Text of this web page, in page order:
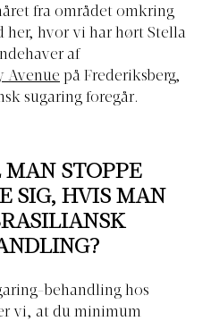
fra området omkring
hvor vi har hørt Stella
af
Avenue på Frederiksberg,
sugaring foregår.
STOPPE
SIG, HVIS MAN
behandling hos
vi, at du minimum